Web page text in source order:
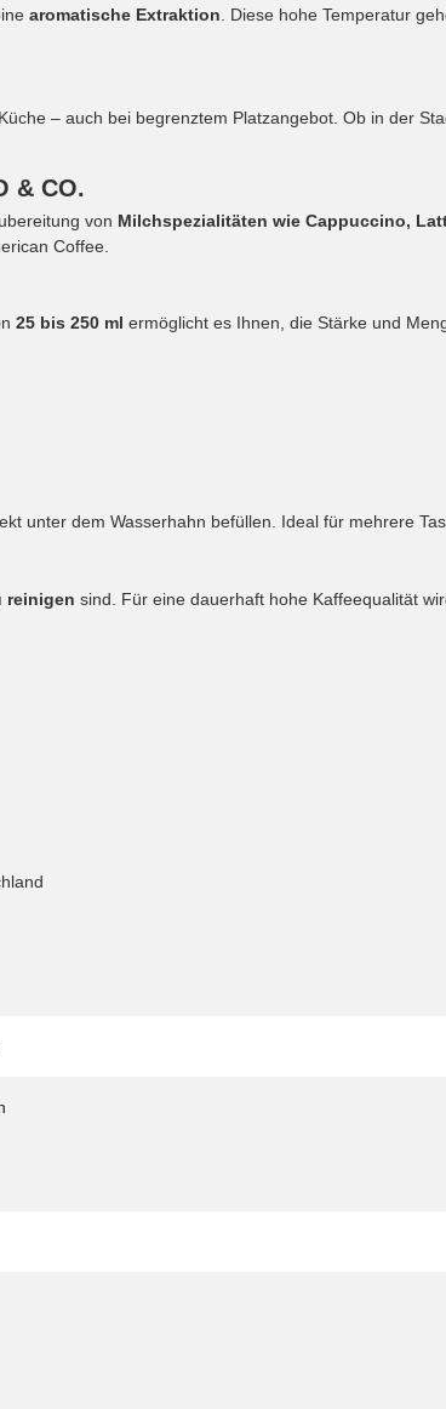
aromatische Extraktion . Diese hohe Temperatur
– auch bei begrenztem Platzangebot. Ob in der
& CO.
von Milchspezialitäten wie Cappuccino,
Coffee.
25 bis 250 ml ermöglicht es Ihnen, die Stärke und
unter dem Wasserhahn befüllen. Ideal für mehrere
reinigen sind. Für eine dauerhaft hohe Kaffeequalität